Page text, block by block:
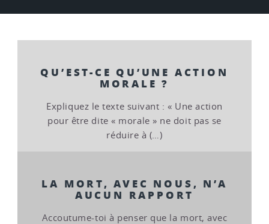
QU’EST-CE QU’UNE ACTION
MORALE ?
Expliquez le texte suivant : « Une action
pour être dite « morale » ne doit pas se
réduire à (…)
LA MORT, AVEC NOUS, N’A
AUCUN RAPPORT
Accoutume-toi à penser que la mort, avec